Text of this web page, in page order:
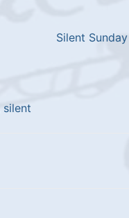
Silent
silent